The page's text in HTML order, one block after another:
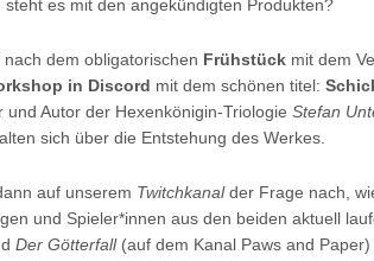
es mit den angekündigten Produkten?
dem obligatorischen Frühstück mit dem
in Discord mit dem schönen titel:
und Autor der Hexenkönigin-TriologieStefan
sich über die Entstehung des Werkes.
auf unserem Twitchkanalder Frage nach,
und Spieler*innen aus den beiden aktuell
Der Götterfall(auf dem Kanal Paws and Paper)